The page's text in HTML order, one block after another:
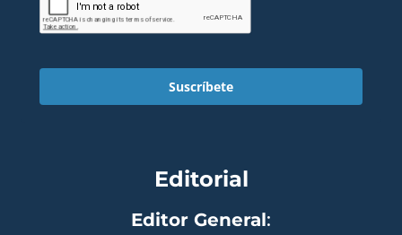
Suscríbete
Editorial
Editor General: